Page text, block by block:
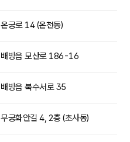
온궁로 14 (온천동)
배방읍 모산로 186-16
배방읍 북수서로 35
무궁화안길 4, 2층 (초사동)